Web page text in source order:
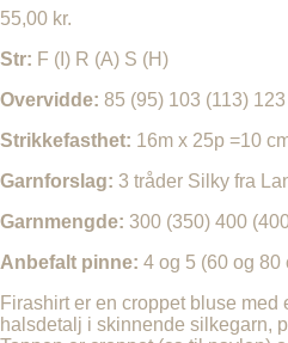
55,00 kr.
Str: F (I) R (A) S (H)
Overvidde: 85 (95) 103 (113)
Strikkefasthet: 16m x 25p =10
Garnforslag: 3 tråder Silky fra
Garnmengde: 300 (350) 400
Anbefalt pinne: 4 og 5 (60 og 80
Firashirt er en croppet bluse
halsdetalj i skinnende silkegarn,